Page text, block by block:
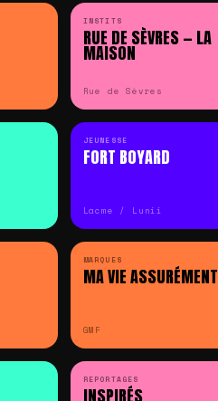
INSTITS
RUE DE SÈVRES — LA
MAISON
Rue de Sèvres
JEUNESSE
FORT BOYARD
Lacme / Lunii
MARQUES
MA VIE ASSURÉMENT
GMF
REPORTAGES
INSPIRÉS